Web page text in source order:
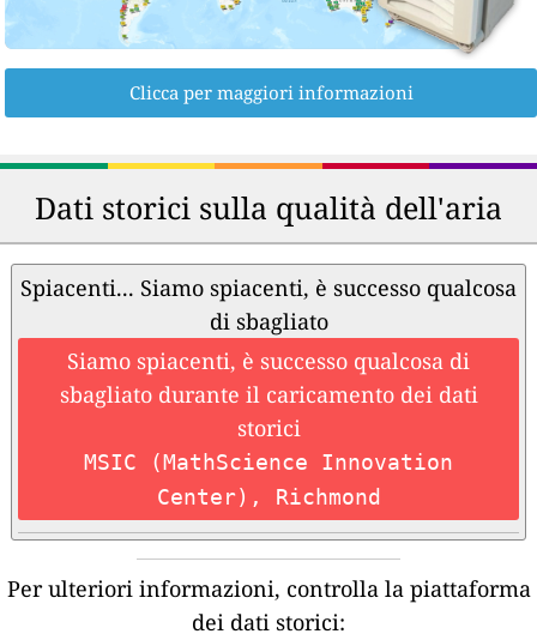
Clicca per maggiori informazioni
Dati storici sulla qualità dell'aria
Spiacenti... Siamo spiacenti, è successo qualcosa
di sbagliato
Siamo spiacenti, è successo qualcosa di
sbagliato durante il caricamento dei dati
storici
MSIC (MathScience Innovation
Center), Richmond
Per ulteriori informazioni, controlla la piattaforma
dei dati storici: